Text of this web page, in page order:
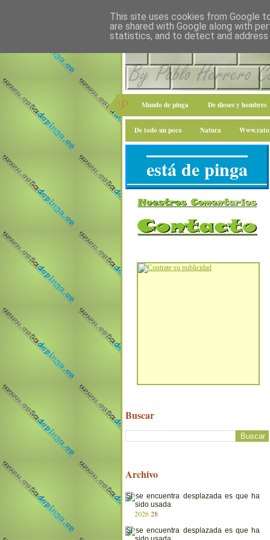
Mundo de pinga De dioses y hombres
De todo un poco Natura
está de pinga
Buscar
Archivo
202628
This site uses cookies from Google
are shared with Google along with
statistics, and to detect and address